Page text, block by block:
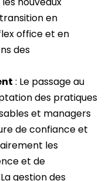
en
office et en
des
: Le passage au
des pratiques
et managers
de confiance et
les
et de
gestion des